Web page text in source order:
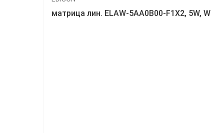
матрица лин. ELAW-5AA0B00-F1X2, 5W, W